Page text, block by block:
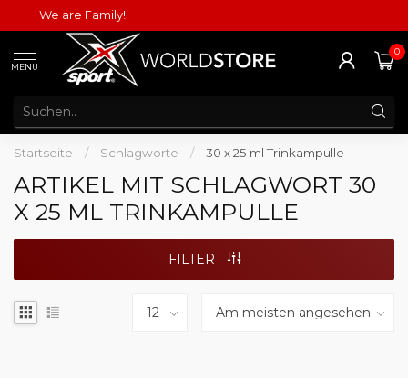
We are Family!
MENU
0
Startseite / Schlagworte / 30 x 25 ml Trinkampulle
ARTIKEL MIT SCHLAGWORT 30
X 25 ML TRINKAMPULLE
FILTER